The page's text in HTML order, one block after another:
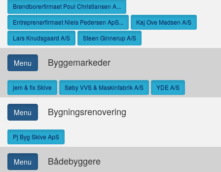
Brøndborerfirmaet Poul Christiansen A...
Entreprenørfirmaet Niels Pedersen ApS...
Kaj Ove Madsen A/S
Lars Knudsgaard A/S
Steen Ginnerup A/S
Menu Byggemarkeder
jem & fix Skive Søby VVS & Maskinfabrik A/S YDE A/S
Menu Bygningsrenovering
Pj Byg Skive ApS
Menu Bådebyggere